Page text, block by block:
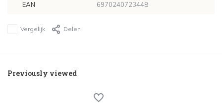
EAN 6970240723448
Vergelijk Delen
Previously viewed